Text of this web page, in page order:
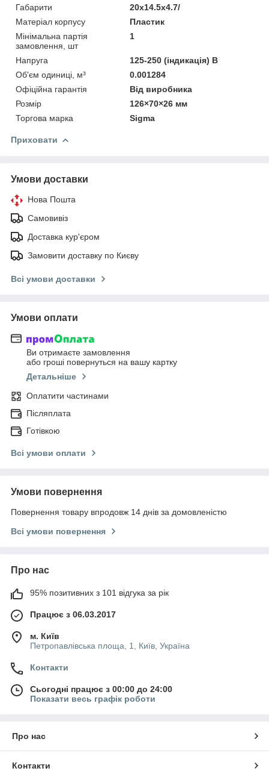
Габарити
20x14.5x4.7/
Матеріал корпусу
Пластик
Мінімальна партія
замовлення, шт
1
Напруга
125-250 (індикація) В
Об'єм одиниці, м³
0.001284
Офіційна гарантія
Від виробника
Розмір
126×70×26 мм
Торгова марка
Sigma
Приховати
Умови доставки
Нова Пошта
Самовивіз
Доставка кур'єром
Замовити доставку по Києву
Всі умови доставки
Умови оплати
Ви отримаєте замовлення
або гроші повернуться на вашу картку
Детальніше
Оплатити частинами
Післяплата
Готівкою
Всі умови оплати
Умови повернення
Повернення товару впродовж 14 днів за домовленістю
Всі умови повернення
Про нас
95% позитивних з 101 відгука за рік
Працює з 06.03.2017
м. Київ
Петропавлівська площа, 1, Київ, Україна
Контакти
Сьогодні працює з 00:00 до 24:00
Показати весь графік роботи
Про нас
Контакти